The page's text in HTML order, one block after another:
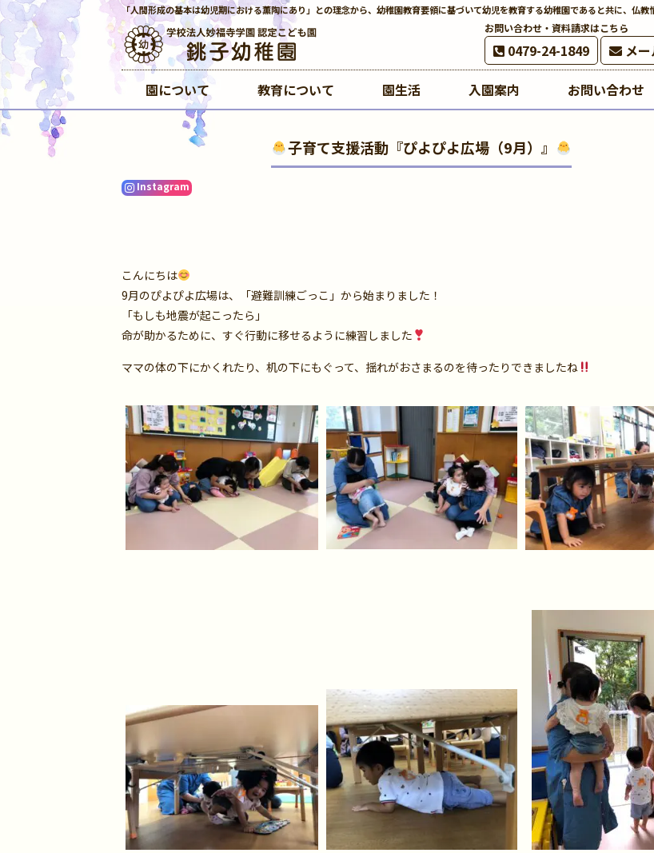
「人間形成の基本は幼児期における薫陶にあり」との理念から、幼稚園教育要領に基づいて幼児を教育する幼稚園であると共に、仏
お問い合わせ・資料請求はこちら
0479-24-1849 メ
園について 教育について 園生活 入園案内 お問い合わせ
子育て支援活動『ぴよぴよ広場（9月）』
Instagram
こんにちは
9月のぴよぴよ広場は、「避難訓練ごっこ」から始まりました！
「もしも地震が起こったら」
命が助かるために、すぐ行動に移せるように練習しました
ママの体の下にかくれたり、机の下にもぐって、揺れがおさまるのを待ったりできましたね